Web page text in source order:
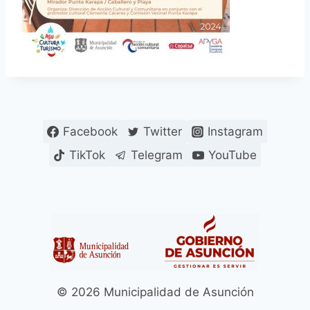
Facebook Twitter
Instagram
TikTok
Telegram YouTube
© 2026 Municipalidad de Asunción